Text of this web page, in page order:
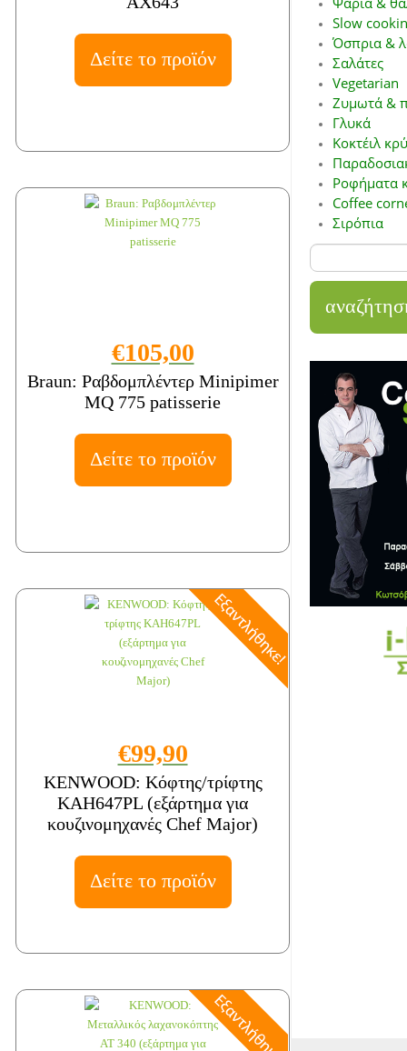
Δείτε το προϊόν
€105,00
Braun: Ραβδομπλέντερ Minipimer
MQ 775 patisserie
Δείτε το προϊόν
€99,90
KENWOOD: Κόφτης/τρίφτης
KAH647PL (εξάρτημα για
κουζινομηχανές Chef Major)
Δείτε το προϊόν
Slow
Όσπρια &
Σαλάτες
Vegetarian
Ζυμωτά &
Γλυκά
Κοκτέιλ
Ροφήματα
Coffee
Σιρόπια